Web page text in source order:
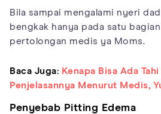
Bila sampai mengalami nyeri
bengkak hanya pada satu
pertolongan medis ya Moms.
Baca Juga: Kenapa Bisa Ada
Penjelasannya Menurut Medis,
Penyebab Pitting Edema